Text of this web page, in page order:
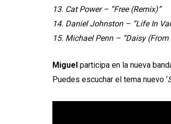
13. Cat Power – “Free (Remix)”
14. Daniel Johnston – “Life In
15. Michael Penn – “Daisy (From
Miguel participa en la nueva
Puedes escuchar el tema nuevo ‘